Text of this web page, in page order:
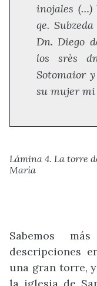
inojales (…)
qe.
Dn. Diego
los srès
Sotomaior
su mujer
Lámina 4. La torre
María
Sabemos
descripciones
una gran torre,
la iglesia de